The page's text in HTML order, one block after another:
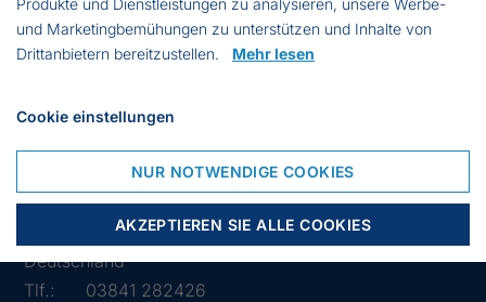
Knotenlänge: 2000
Höhe: 2255 mm
Marke: Fitex
Lübsche Str. 32
23966 Wismar
Deutschland
Tlf.:
03841 282426
Produkte und Dienstleistungen zu analysieren, unsere Werbe-
und Marketingbemühungen zu unterstützen und Inhalte von
Drittanbietern bereitzustellen. Mehr lesen
Cookie einstellungen
NUR NOTWENDIGE COOKIES
AKZEPTIEREN SIE ALLE COOKIES